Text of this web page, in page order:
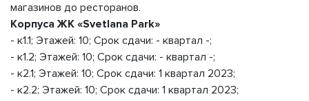
магазинов до ресторанов.
Корпуса ЖК «Svetlana Park»
- к1.1; Этажей: 10; Срок сдачи: - квартал -;
- к1.2; Этажей: 10; Срок сдачи: - квартал -;
- к2.1; Этажей: 10; Срок сдачи: 1 квартал 2023;
- к2.2; Этажей: 10; Срок сдачи: 1 квартал 2023;